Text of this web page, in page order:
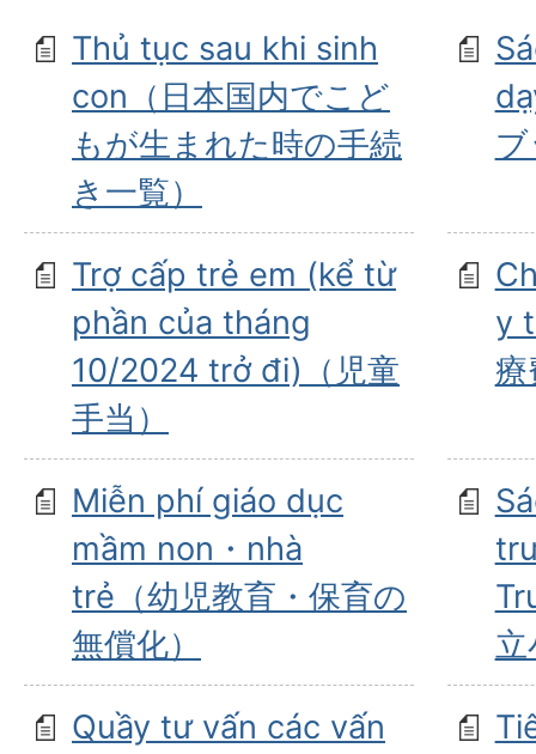
Thủ tục sau khi sinh
con（日本国内でこど
もが生まれた時の手続
き一覧）
Trợ cấp trẻ em (kể từ
phần của tháng
10/2024 trở đi)（児童
手当）
y
療
Miễn phí giáo dục
mầm non・nhà
trẻ（幼児教育・保育の
無償化）
Quầy tư vấn các vấn